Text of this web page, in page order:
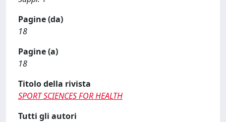
Pagine (da)
18
Pagine (a)
18
Titolo della rivista
SPORT SCIENCES FOR HEALTH
Tutti gli autori